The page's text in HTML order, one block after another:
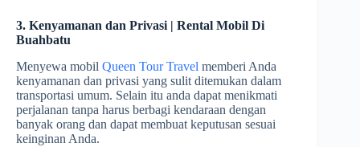
3. Kenyamanan dan Privasi | Rental Mobil Di
Buahbatu
Menyewa mobil Queen Tour Travel memberi Anda
kenyamanan dan privasi yang sulit ditemukan dalam
transportasi umum. Selain itu anda dapat menikmati
perjalanan tanpa harus berbagi kendaraan dengan
banyak orang dan dapat membuat keputusan sesuai
keinginan Anda.